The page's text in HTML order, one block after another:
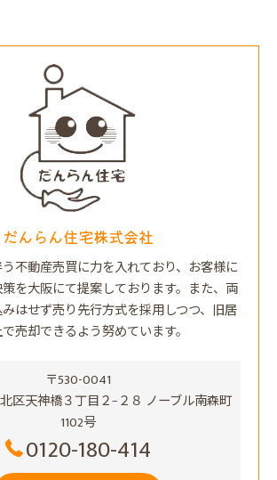
だんらん住宅株式会社
不動産売買に力を入れており、お客様に
を大阪にて提案しております。また、両
はせず売り先行方式を採用しつつ、旧居
売却できるよう努めています。
〒530-0041
区天神橋３丁目２−２８ ノーブル南森町
1102号
0120-180-414